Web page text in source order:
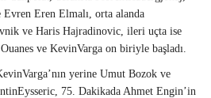
Eren Elmalı, orta alanda
ve Haris Hajradinovic, ileri uçta ise
ve KevinVarga on biriyle başladı.
yerine Umut Bozok ve
75. Dakikada Ahmet Engin’in